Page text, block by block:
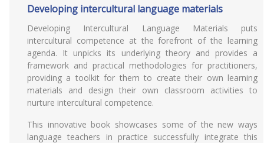
Developing intercultural language materials
Developing Intercultural Language Materials puts
intercultural competence at the forefront of the learning
agenda. It unpicks its underlying theory and provides a
framework and practical methodologies for practitioners,
providing a toolkit for them to create their own learning
materials and design their own classroom activities to
nurture intercultural competence.
This innovative book showcases some of the new ways
language teachers in practice successfully integrate this